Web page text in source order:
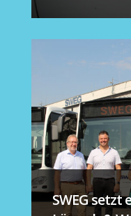
SWEG setzt